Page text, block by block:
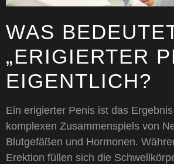
WAS
„ERIGIERTER
EIGENTLICH?
Ein erigierter Penis ist das
komplexen Zusammenspiels von
Blutgefäßen und Hormonen.
Erektion füllen sich die